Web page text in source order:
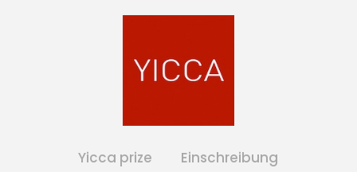
Yicca prize Einschreibung